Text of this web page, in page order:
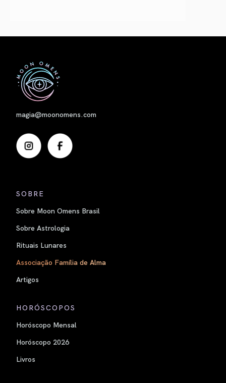
magia@moonomens.com
SOBRE
Sobre Moon Omens Brasil
Sobre Astrologia
Rituais Lunares
Associação Família de Alma
Artigos
HORÓSCOPOS
Horóscopo Mensal
Horóscopo 2026
Livros
Nome